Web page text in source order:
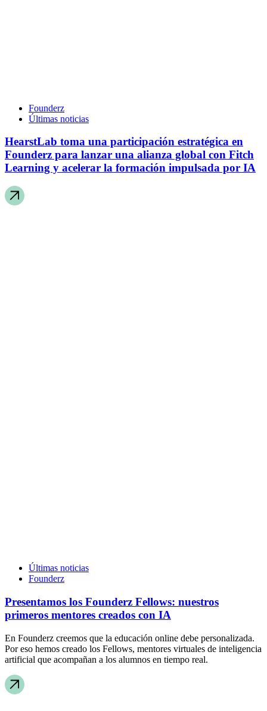
Founderz
Últimas noticias
HearstLab toma una participación estratégica en
Founderz para lanzar una alianza global con Fitch
Learning y acelerar la formación impulsada por IA
Últimas noticias
Founderz
Presentamos los Founderz Fellows: nuestros
primeros mentores creados con IA
En Founderz creemos que la educación online debe personalizada.
Por eso hemos creado los Fellows, mentores virtuales de inteligencia
artificial que acompañan a los alumnos en tiempo real.